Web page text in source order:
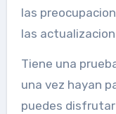
las
las
Tiene una
una vez hayan
puedes disfrutar